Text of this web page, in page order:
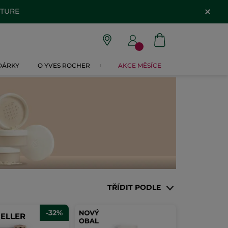
O YVES ROCHER AKCE MĚSÍCE
TŘÍDIT PODLE
-32%